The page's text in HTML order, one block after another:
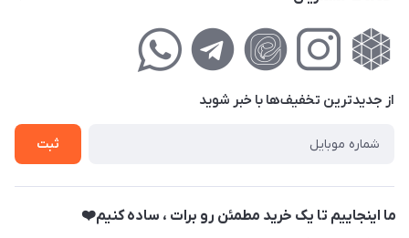
کوچه گلریز 4 غربی ، پلاک 13
لیست محصولات
راهنمای‌خرید‌آنلاین
حریم خصوصی
فروش‌اقساطی
از جدید‌ترین تخفیف‌ها با‌ خبر شوید
ثبت
ما اینجاییم تا یک خرید مطمئن رو برات ، ساده کنیم❤️